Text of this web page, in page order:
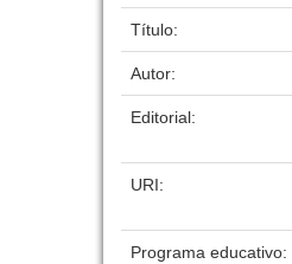
Título:
Autor:
Editorial:
URI:
Programa educativo: